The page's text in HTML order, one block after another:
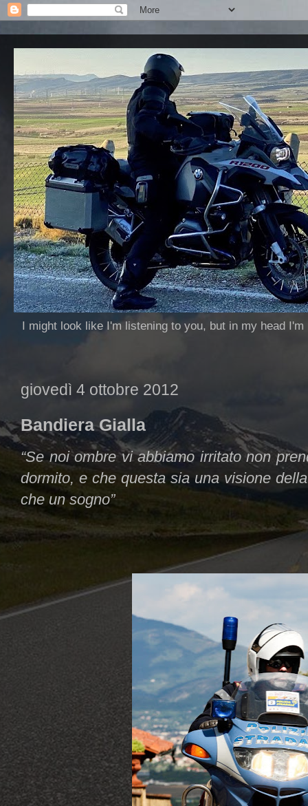
I might look like I'm listening to you, but in my head
giovedì 4 ottobre 2012
Bandiera Gialla
“Se noi ombre vi abbiamo irritato non
dormito, e che questa sia una visione
che un sogno”